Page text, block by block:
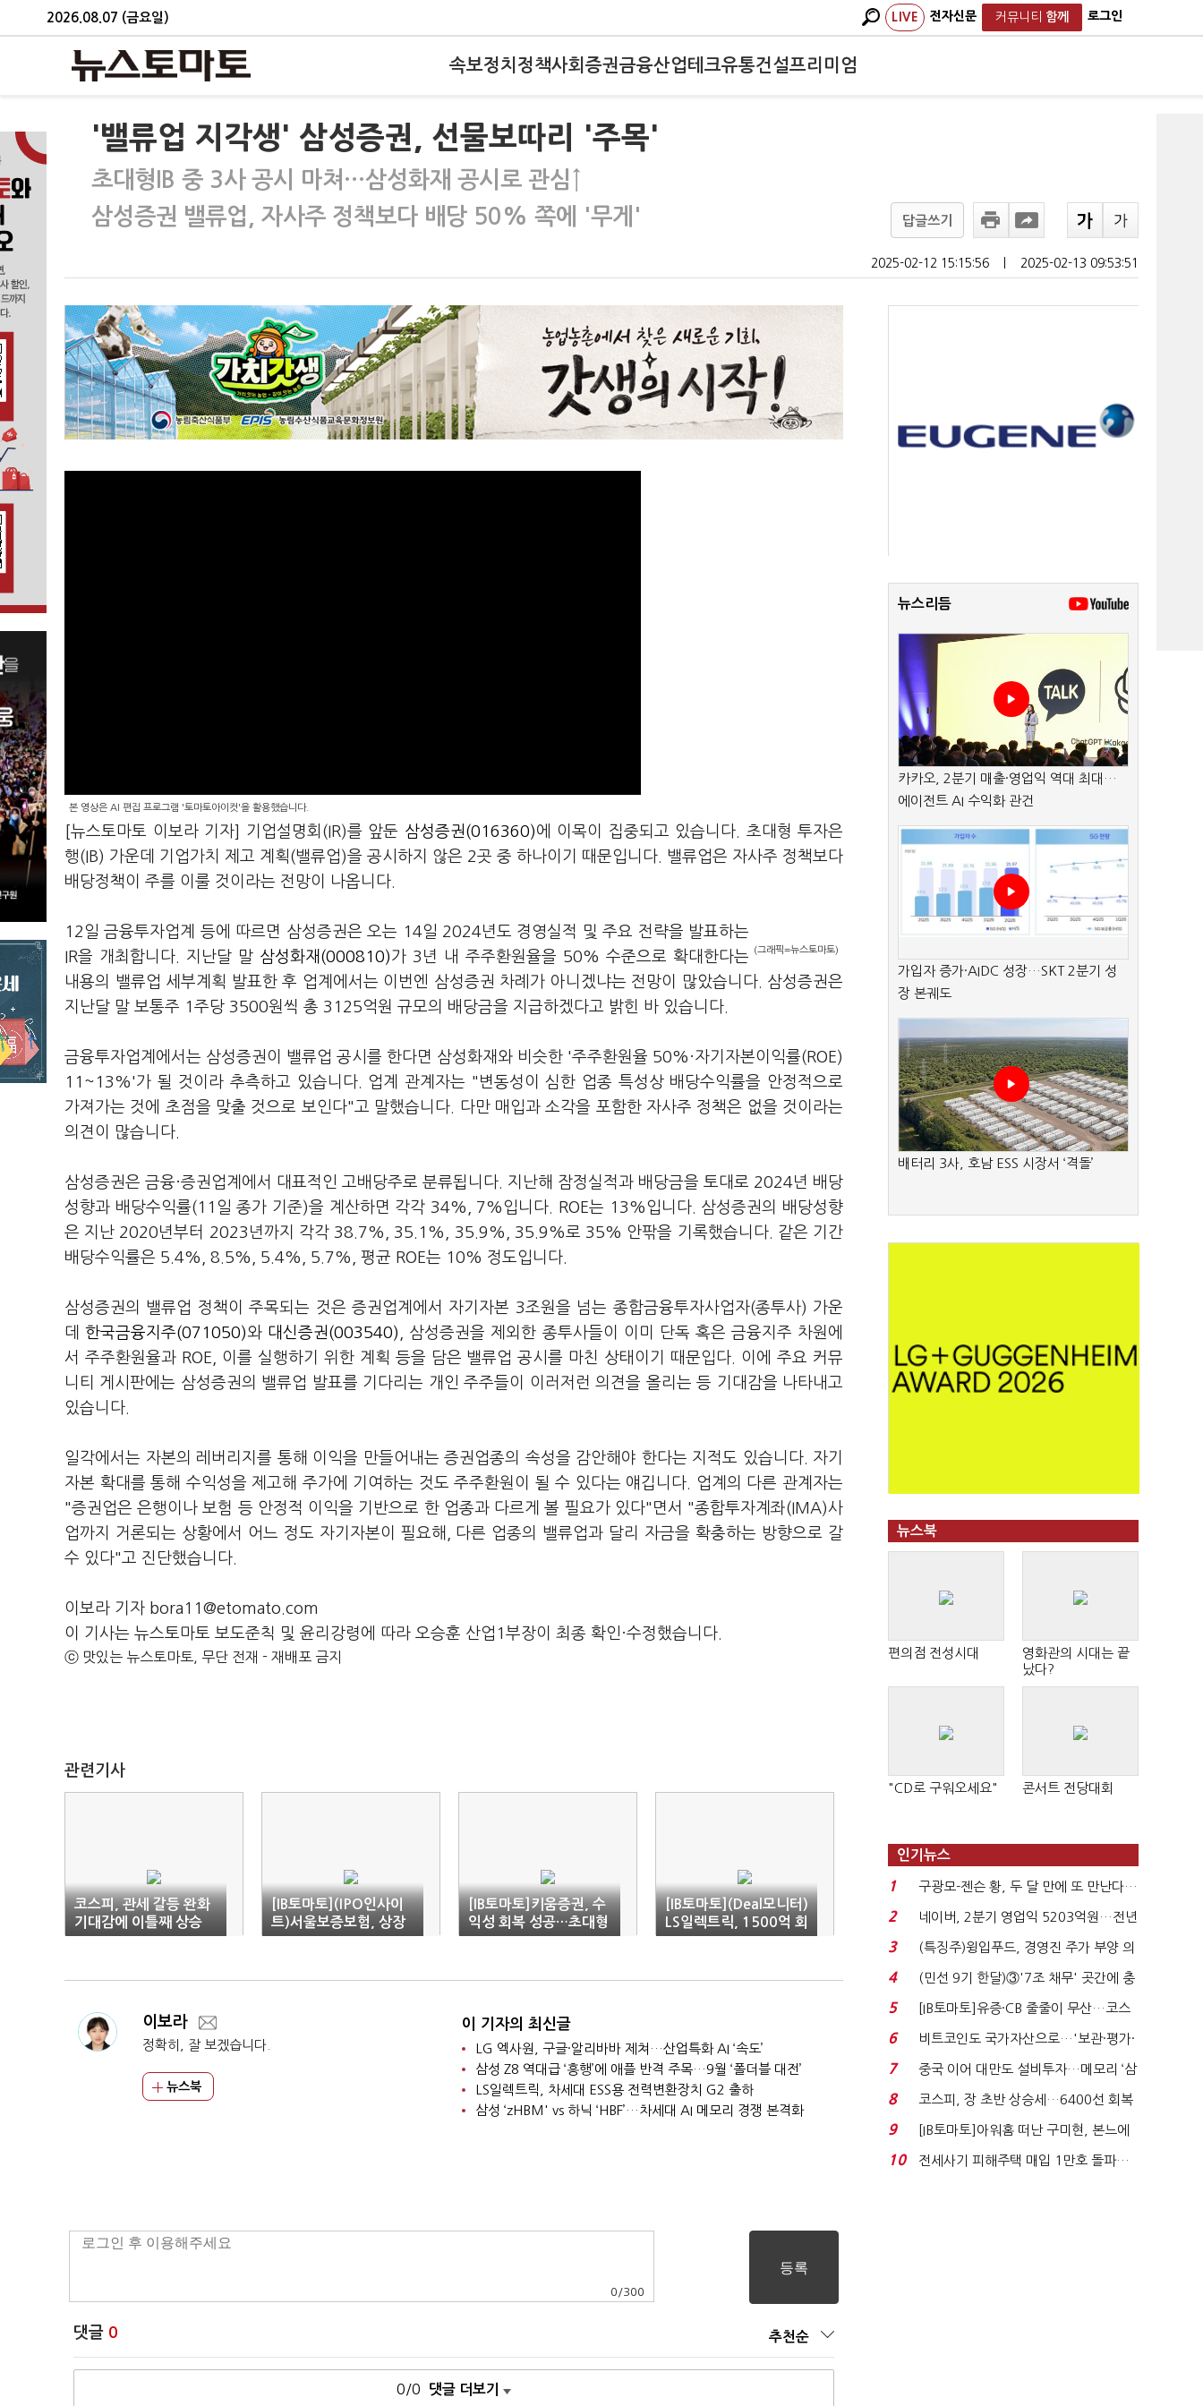
2026.08.07 (금요일) LIVE 전자신문 커뮤니티 함께 로그인
속보정치 정책사회 증권금융산업테크유통건설프리미엄
'밸류업 지각생' 삼성증권, 선물보따리 '주목'
초대형IB 중 3사 공시 마쳐…삼성화재 공시로 관심↑
삼성증권 밸류업, 자사주 정책보다 배당 50% 쪽에 '무게'
답글쓰기
2025-02-12 15:15:56 2025-02-13 09:53:51
본 영상은 AI 편집 프로그램 '토마토아이컷'을 활용했습니다.
[뉴스토마토 이보라 기자] 기업설명회(IR)를 앞둔 삼성증권(016360)에 이목이 집중되고 있습니다. 초대형 투자은
행(IB) 가운데 기업가치 제고 계획(밸류업)을 공시하지 않은 2곳 중 하나이기 때문입니다. 밸류업은 자사주 정책보다
배당정책이 주를 이룰 것이라는 전망이 나옵니다.
(그래픽=뉴스토마토)
12일 금융투자업계 등에 따르면 삼성증권은 오는 14일 2024년도 경영실적 및 주요 전략을 발표하는
IR을 개최합니다. 지난달 말 삼성화재(000810)가 3년 내 주주환원율을 50% 수준으로 확대한다는
내용의 밸류업 세부계획 발표한 후 업계에서는 이번엔 삼성증권 차례가 아니겠냐는 전망이 많았습니다. 삼성증권은
지난달 말 보통주 1주당 3500원씩 총 3125억원 규모의 배당금을 지급하겠다고 밝힌 바 있습니다.
금융투자업계에서는 삼성증권이 밸류업 공시를 한다면 삼성화재와 비슷한 '주주환원율 50%·자기자본이익률(ROE)
11~13%'가 될 것이라 추측하고 있습니다. 업계 관계자는 "변동성이 심한 업종 특성상 배당수익률을 안정적으로
가져가는 것에 초점을 맞출 것으로 보인다"고 말했습니다. 다만 매입과 소각을 포함한 자사주 정책은 없을 것이라는
의견이 많습니다.
삼성증권은 금융·증권업계에서 대표적인 고배당주로 분류됩니다. 지난해 잠정실적과 배당금을 토대로 2024년 배당
성향과 배당수익률(11일 종가 기준)을 계산하면 각각 34%, 7%입니다. ROE는 13%입니다. 삼성증권의 배당성향
은 지난 2020년부터 2023년까지 각각 38.7%, 35.1%, 35.9%, 35.9%로 35% 안팎을 기록했습니다. 같은 기간
배당수익률은 5.4%, 8.5%, 5.4%, 5.7%, 평균 ROE는 10% 정도입니다.
삼성증권의 밸류업 정책이 주목되는 것은 증권업계에서 자기자본 3조원을 넘는 종합금융투자사업자(종투사) 가운
데한국금융지주(071050)와 대신증권(003540)
, 삼성증권을 제외한 종투사들이 이미 단독 혹은 금융지주 차원에
서 주주환원율과 ROE, 이를 실행하기 위한 계획 등을 담은 밸류업 공시를 마친 상태이기 때문입다. 이에 주요 커뮤
니티 게시판에는 삼성증권의 밸류업 발표를 기다리는 개인 주주들이 이러저런 의견을 올리는 등 기대감을 나타내고
있습니다.
일각에서는 자본의 레버리지를 통해 이익을 만들어내는 증권업종의 속성을 감안해야 한다는 지적도 있습니다. 자기
자본 확대를 통해 수익성을 제고해 주가에 기여하는 것도 주주환원이 될 수 있다는 얘깁니다. 업계의 다른 관계자는
"증권업은 은행이나 보험 등 안정적 이익을 기반으로 한 업종과 다르게 볼 필요가 있다"면서 "종합투자계좌(IMA)사
업까지 거론되는 상황에서 어느 정도 자기자본이 필요해, 다른 업종의 밸류업과 달리 자금을 확충하는 방향으로 갈
수 있다"고 진단했습니다.
이보라 기자 bora11@etomato.com
이 기사는 뉴스토마토 보도준칙 및 윤리강령에 따라 오승훈 산업1부장이 최종 확인·수정했습니다.
ⓒ 맛있는 뉴스토마토, 무단 전재 - 재배포 금지
관련기사
코스피, 관세 갈등 완화
기대감에 이틀째 상승
[IB토마토](IPO인사이
트)서울보증보험, 상장
재도전…공적자금 회수
[IB토마토]키움증권, 수
익성 회복 성공…초대형
IB 도약 신호탄
[IB토마토](Deal모니터)
LS일렉트릭, 1500억 회
사채 발행…AA- 등급
이보라
정확히, 잘 보겠습니다.
뉴스북
이 기자의 최신글
LG 엑사원, 구글·알리바바 제쳐…산업특화 AI ‘속도’
삼성 Z8 역대급 ‘흥행’에 애플 반격 주목…9월 ‘폴더블 대전’
LS일렉트릭, 차세대 ESS용 전력변환장치 G2 출하
삼성 ‘zHBM' vs 하닉 ‘HBF’…차세대 AI 메모리 경쟁 본격화
0 /300
댓글 0 추천순
0/0 댓글 더보기
뉴스리듬
카카오, 2분기 매출·영업익 역대 최대…
에이전트 AI 수익화 관건
가입자 증가·AIDC 성장…SKT 2분기 성
장 본궤도
배터리 3사, 호남 ESS 시장서 ‘격돌’
뉴스북
편의점 전성시대
영화관의 시대는 끝
났다?
"CD로 구워오세요" 콘서트 전당대회
인기뉴스
1
구광모-젠슨 황, 두 달 만에 또 만난다…
로봇·AI 등 논...
2
네이버, 2분기 영업익 5203억원…전년
비 0.2% 감소...
3
(특징주)윙입푸드, 경영진 주가 부양 의
지에 상한가...
4
(민선 9기 한달)③'7조 채무' 곳간에 충
격…추미애, 20년...
5
[IB토마토]유증·CB 줄줄이 무산…코스
닥 벌점 급증에 ...
6
비트코인도 국가자산으로…'보관·평가·
처분' 기준은 ...
7
중국 이어 대만도 설비투자…메모리 ‘삼
국전쟁’
8
코스피, 장 초반 상승세…6400선 회복
시도
9
[IB토마토]아워홈 떠난 구미현, 본느에
340억 베팅…가...
10
전세사기 피해주택 매입 1만호 돌파…